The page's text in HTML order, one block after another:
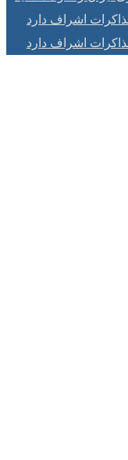
اشراف دارد
اشراف دارد